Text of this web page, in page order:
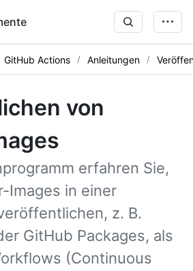
GitHub Actions Anleitungen
von
erfahren Sie,
Images in einer
z. B.
GitHub Packages, als
(Continuous